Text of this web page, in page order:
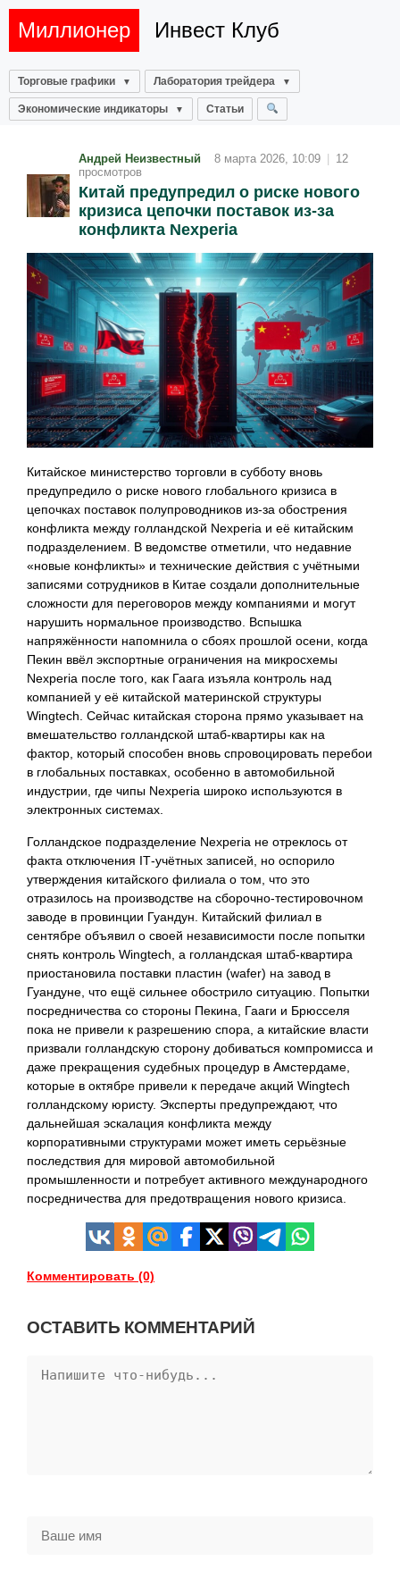
Миллионер Инвест Клуб
Торговые графики Лаборатория трейдера
Экономические индикаторы Статьи
Андрей Неизвестный 8 марта 2026, 10:09
12
просмотров
Китай предупредил о риске нового
кризиса цепочки поставок из‑за
конфликта Nexperia
Китайское министерство торговли в субботу вновь
предупредило о риске нового глобального кризиса в
цепочках поставок полупроводников из‑за обострения
конфликта между голландской Nexperia и её китайским
подразделением. В ведомстве отметили, что недавние
«новые конфликты» и технические действия с учётными
записями сотрудников в Китае создали дополнительные
сложности для переговоров между компаниями и могут
нарушить нормальное производство. Вспышка
напряжённости напомнила о сбоях прошлой осени, когда
Пекин ввёл экспортные ограничения на микросхемы
Nexperia после того, как Гаага изъяла контроль над
компанией у её китайской материнской структуры
Wingtech. Сейчас китайская сторона прямо указывает на
вмешательство голландской штаб‑квартиры как на
фактор, который способен вновь спровоцировать перебои
в глобальных поставках, особенно в автомобильной
индустрии, где чипы Nexperia широко используются в
электронных системах.
Голландское подразделение Nexperia не отреклось от
факта отключения IT‑учётных записей, но оспорило
утверждения китайского филиала о том, что это
отразилось на производстве на сборочно‑тестировочном
заводе в провинции Гуандун. Китайский филиал в
сентябре объявил о своей независимости после попытки
снять контроль Wingtech, а голландская штаб‑квартира
приостановила поставки пластин (wafer) на завод в
Гуандуне, что ещё сильнее обострило ситуацию. Попытки
посредничества со стороны Пекина, Гааги и Брюсселя
пока не привели к разрешению спора, а китайские власти
призвали голландскую сторону добиваться компромисса и
даже прекращения судебных процедур в Амстердаме,
которые в октябре привели к передаче акций Wingtech
голландскому юристу. Эксперты предупреждают, что
дальнейшая эскалация конфликта между
корпоративными структурами может иметь серьёзные
последствия для мировой автомобильной
промышленности и потребует активного международного
посредничества для предотвращения нового кризиса.
Комментировать (0)
ОСТАВИТЬ КОММЕНТАРИЙ